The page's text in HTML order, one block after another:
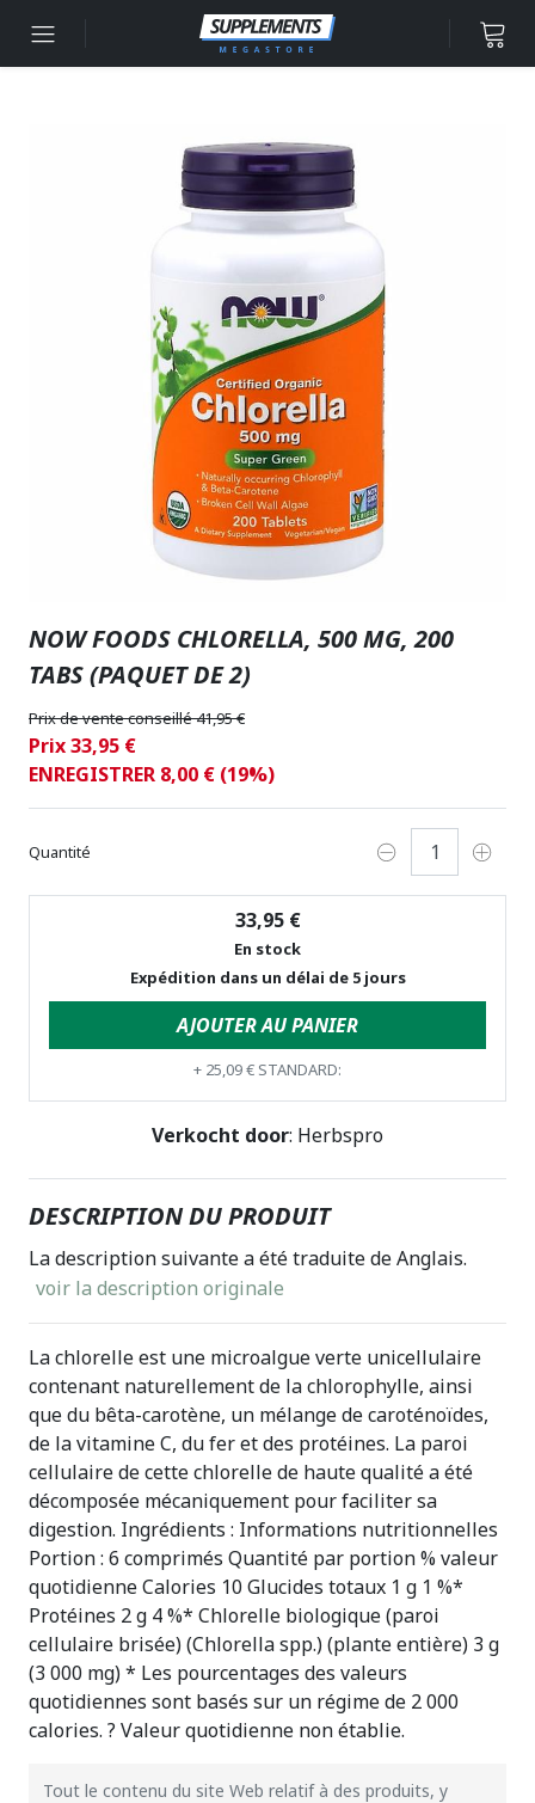
Accéder au contenu
NOW FOODS CHLORELLA, 500 MG, 200
TABS (PAQUET DE 2)
Prix de vente conseillé 41,95 €
Prix 33,95 €
ENREGISTRER 8,00 € (19%)
Quantité
33,95 €
En stock
Expédition dans un délai de 5 jours
AJOUTER AU PANIER
+ 25,09 € STANDARD:
Verkocht door: Herbspro
DESCRIPTION DU PRODUIT
La description suivante a été traduite de Anglais.
voir la description originale
La chlorelle est une microalgue verte unicellulaire
contenant naturellement de la chlorophylle, ainsi
que du bêta-carotène, un mélange de caroténoïdes,
de la vitamine C, du fer et des protéines. La paroi
cellulaire de cette chlorelle de haute qualité a été
décomposée mécaniquement pour faciliter sa
digestion. Ingrédients : Informations nutritionnelles
Portion : 6 comprimés Quantité par portion % valeur
quotidienne Calories 10 Glucides totaux 1 g 1 %*
Protéines 2 g 4 %* Chlorelle biologique (paroi
cellulaire brisée) (Chlorella spp.) (plante entière) 3 g
(3 000 mg) * Les pourcentages des valeurs
quotidiennes sont basés sur un régime de 2 000
calories. ? Valeur quotidienne non établie.
Tout le contenu du site Web relatif à des produits, y